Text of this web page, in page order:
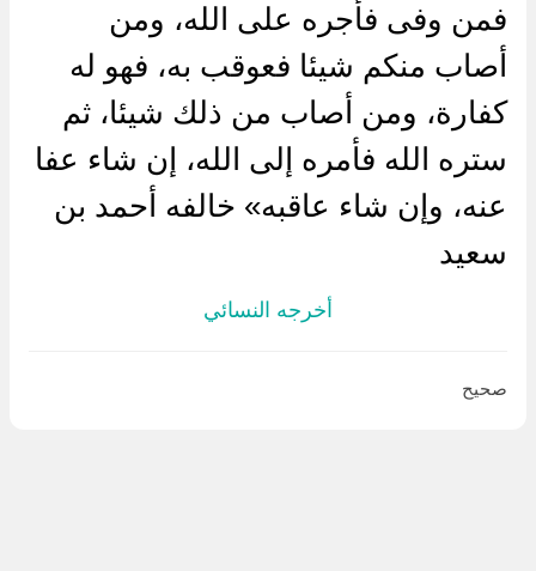
فمن وفى فأجره على الله، ومن
أصاب منكم شيئا فعوقب به، فهو له
كفارة، ومن أصاب من ذلك شيئا، ثم
ستره الله فأمره إلى الله، إن شاء عفا
عنه، وإن شاء عاقبه» خالفه أحمد بن
سعيد
أخرجه النسائي
صحيح